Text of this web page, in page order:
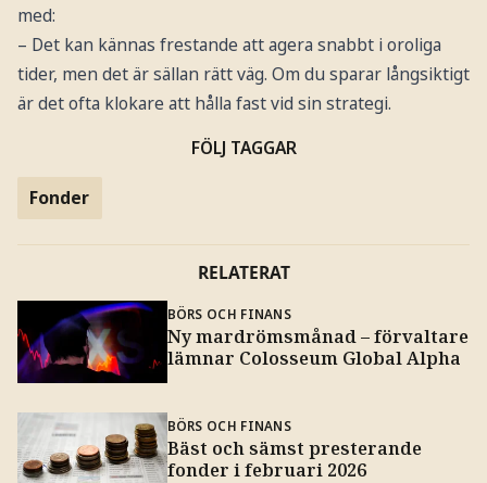
med:
– Det kan kännas frestande att agera snabbt i oroliga
tider, men det är sällan rätt väg. Om du sparar långsiktigt
är det ofta klokare att hålla fast vid sin strategi.
FÖLJ TAGGAR
Fonder
RELATERAT
BÖRS OCH FINANS
Ny mardrömsmånad – förvaltare
lämnar Colosseum Global Alpha
BÖRS OCH FINANS
Bäst och sämst presterande
fonder i februari 2026